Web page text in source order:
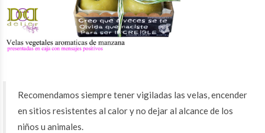
Recomendamos siempre tener vigiladas las velas, encender
en sitios resistentes al calor y no dejar al alcance de los
niños u animales.